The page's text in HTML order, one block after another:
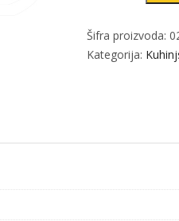
KE21
količina
Šifra proizvoda:
Kategorija: